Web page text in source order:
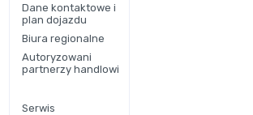
Dane kontaktowe i
plan dojazdu
Biura regionalne
Autoryzowani
partnerzy handlowi
Serwis